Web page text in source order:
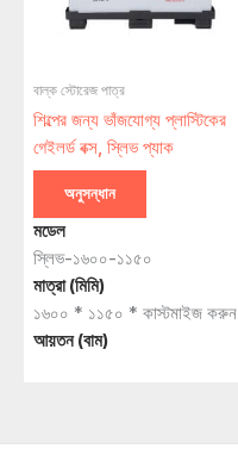
বাল্ক স্টোরেজ পাত্র
শিল্পের জন্য ভাঁজযোগ্য প্লাস্টিকের
গেইলর্ড বক্স, স্লিভ প্যাক
অনুসন্ধান
মডেল
স্লিভ-১৬০০-১১৫০
মাত্রা (মিমি)
১৬০০ * ১১৫০ * কাস্টমাইজ করুন
আয়তন (বাম)